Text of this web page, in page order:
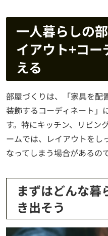
一人暮らしの
イアウト+コー
える
部屋づくりは、「家具を配
装飾するコーディネート」
す。特にキッチン、リビン
ームでは、レイアウトをし
なってしまう場合があるの
まずはどんな暮
き出そう